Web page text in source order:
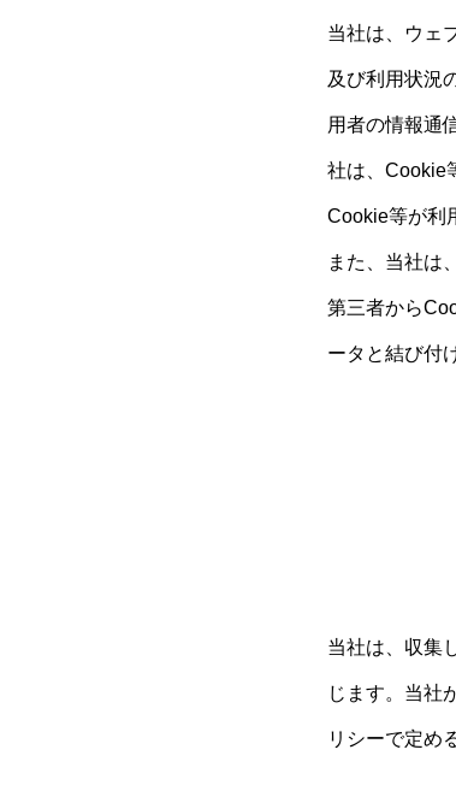
当社は、ウェ
及び利用状況
用者の情報通
社は、Cookie
Cookie等が利
また、当社は
第三者から
ータと結び付
当社は、収集
じます。当社
リシーで定め